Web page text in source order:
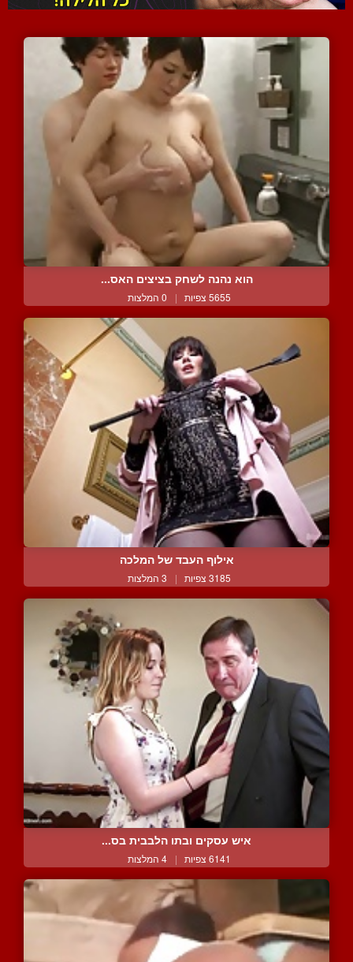
הוא נהנה לשחק בציצים האס...
5655 צפיות | 0 המלצות
אילוף העבד של המלכה
3185 צפיות | 3 המלצות
איש עסקים ובתו הלבבית בס...
6141 צפיות | 4 המלצות